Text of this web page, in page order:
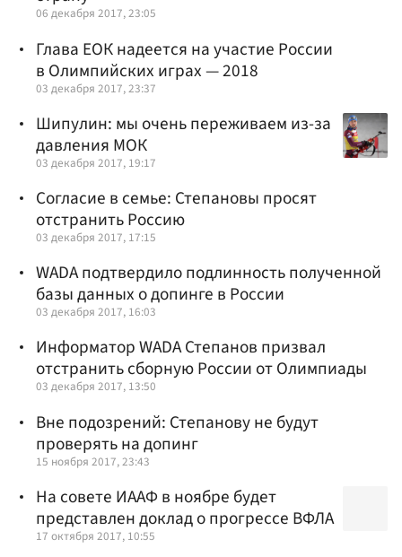
06 декабря 2017, 23:05
Глава ЕОК надеется на участие России
в Олимпийских играх — 2018
03 декабря 2017, 23:37
Шипулин: мы очень переживаем из-за
давления МОК
03 декабря 2017, 19:17
Согласие в семье: Степановы просят
отстранить Россию
03 декабря 2017, 17:15
WADA подтвердило подлинность полученной
базы данных о допинге в России
03 декабря 2017, 16:03
Информатор WADA Степанов призвал
отстранить сборную России от Олимпиады
03 декабря 2017, 13:50
Вне подозрений: Степанову не будут
проверять на допинг
15 ноября 2017, 23:43
На совете ИААФ в ноябре будет
представлен доклад о прогрессе ВФЛА
17 октября 2017, 10:55